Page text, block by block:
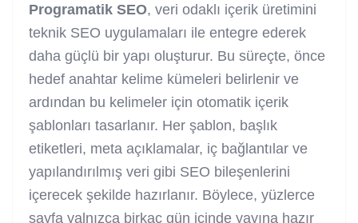
Programatik SEO, veri odaklı içerik üretimini
teknik SEO uygulamaları ile entegre ederek
daha güçlü bir yapı oluşturur. Bu süreçte, önce
hedef anahtar kelime kümeleri belirlenir ve
ardından bu kelimeler için otomatik içerik
şablonları tasarlanır. Her şablon, başlık
etiketleri, meta açıklamalar, iç bağlantılar ve
yapılandırılmış veri gibi SEO bileşenlerini
içerecek şekilde hazırlanır. Böylece, yüzlerce
sayfa yalnızca birkaç gün içinde yayına hazır